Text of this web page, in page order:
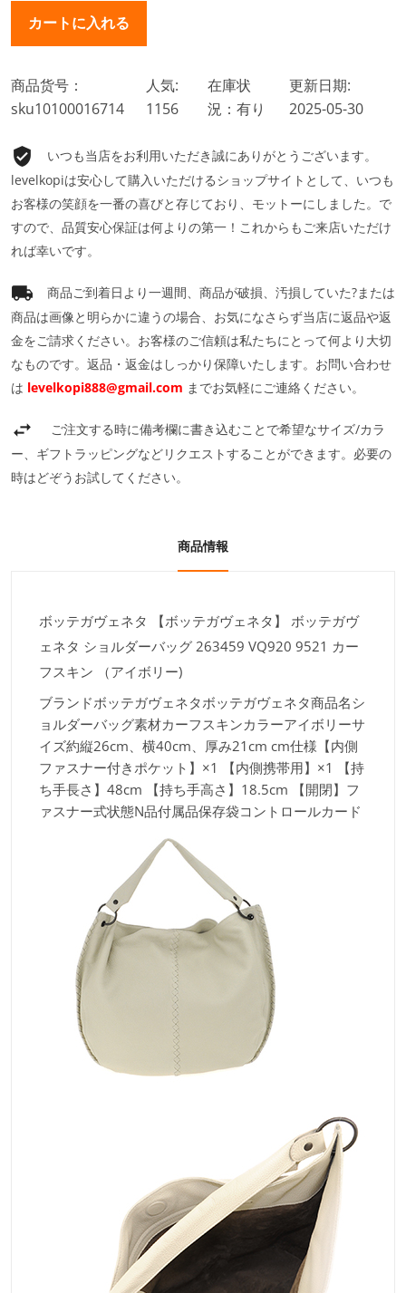
商品货号：
sku10100016714
人気:
1156
在庫状
況：有り
更新日期:
2025-05-30
いつも当店をお利用いただき誠にありがとうございます。
levelkopiは安心して購入いただけるショップサイトとして、いつも
お客様の笑顔を一番の喜びと存じており、モットーにしました。で
すので、品質安心保証は何よりの第一！これからもご来店いただけ
れば幸いです。
商品ご到着日より一週間、商品が破損、汚損していた?または
商品は画像と明らかに違うの場合、お気になさらず当店に返品や返
金をご請求ください。お客様のご信頼は私たちにとって何より大切
なものです。返品・返金はしっかり保障いたします。お問い合わせ
は levelkopi888@gmail.com までお気軽にご連絡ください。
ご注文する時に備考欄に書き込むことで希望なサイズ/カラ
ー、ギフトラッピングなどリクエストすることができます。必要の
時はどぞうお試してください。
商品情報
ボッテガヴェネタ 【ボッテガヴェネタ】 ボッテガヴ
ェネタ ショルダーバッグ 263459 VQ920 9521 カー
フスキン （アイボリー)
ブランドボッテガヴェネタボッテガヴェネタ商品名シ
ョルダーバッグ素材カーフスキンカラーアイボリーサ
イズ約縦26cm、横40cm、厚み21cm cm仕様 【内側
ファスナー付きポケット】×1 【内側携帯用】×1 【持
ち手長さ】48cm 【持ち手高さ】18.5cm 【開閉】フ
ァスナー式状態N品付属品保存袋コントロールカード